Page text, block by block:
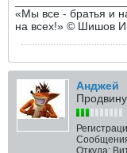
«Мы все - братья и
на всех!» © Шишов
Анджей
Откуда: